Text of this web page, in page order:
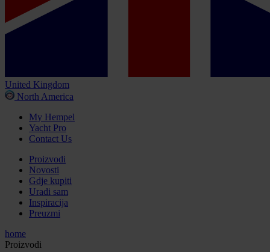
United Kingdom
North America
My Hempel
Yacht Pro
Contact Us
Proizvodi
Novosti
Gdje kupiti
Uradi sam
Inspiracija
Preuzmi
home
Proizvodi